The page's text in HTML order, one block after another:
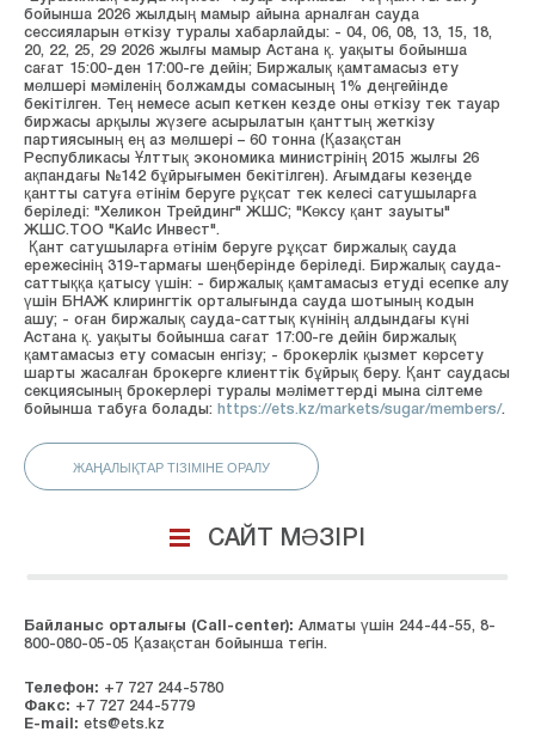
бойынша 2026 жылдың мамыр айына арналған сауда
сессияларын өткізу туралы хабарлайды: - 04, 06, 08, 13, 15, 18,
20, 22, 25, 29 2026 жылғы мамыр Астана қ. уақыты бойынша
сағат 15:00-ден 17:00-ге дейін; Биржалық қамтамасыз ету
мөлшері мәміленің болжамды сомасының 1% деңгейінде
бекітілген. Тең немесе асып кеткен кезде оны өткізу тек тауар
биржасы арқылы жүзеге асырылатын қанттың жеткізу
партиясының ең аз мөлшері – 60 тонна (Қазақстан
Республикасы Ұлттық экономика министрінің 2015 жылғы 26
ақпандағы №142 бұйрығымен бекітілген). Ағымдағы кезеңде
қантты сатуға өтінім беруге рұқсат тек келесі сатушыларға
беріледі: "Хеликон Трейдинг" ЖШС; "Көксу қант зауыты"
ЖШС.ТОО "КаИс Инвест".
Қант сатушыларға өтінім беруге рұқсат биржалық сауда
ережесінің 319-тармағы шеңберінде беріледі. Биржалық сауда-
саттыққа қатысу үшін: - биржалық қамтамасыз етуді есепке алу
үшін БНАЖ клирингтік орталығында сауда шотының кодын
ашу; - оған биржалық сауда-саттық күнінің алдындағы күні
Астана қ. уақыты бойынша сағат 17:00-ге дейін биржалық
қамтамасыз ету сомасын енгізу; - брокерлік қызмет көрсету
шарты жасалған брокерге клиенттік бұйрық беру. Қант саудасы
секциясының брокерлері туралы мәліметтерді мына сілтеме
бойынша табуға болады: https://ets.kz/markets/sugar/members/.
ЖАҢАЛЫҚТАР ТІЗІМІНЕ ОРАЛУ
САЙТ МӘЗІРІ
Байланыс орталығы (Сall-center): Алматы үшін 244-44-55, 8-
800-080-05-05 Қазақстан бойынша тегін.
Телефон: +7 727 244-5780
Факс: +7 727 244-5779
E-mail: ets@ets.kz